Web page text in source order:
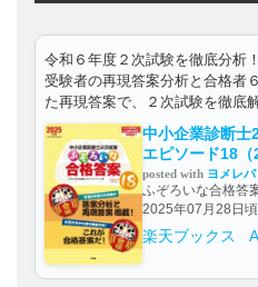
令和６年度２次試験を徹底分析！
受験者の再現答案分析と合格者
た再現答案で、２次試験を徹底
中小企業診断士
エピソード18（
posted with ヨメレバ
ふぞろいな合格答
2025年07月28日頃
楽天ブックス